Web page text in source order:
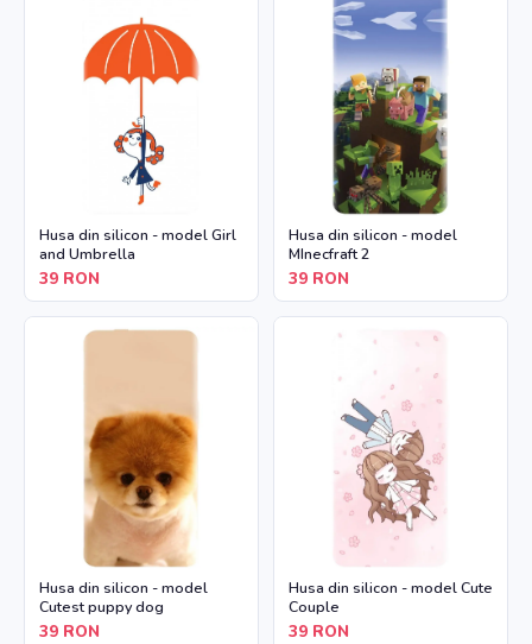
Husa din silicon - model Girl
and Umbrella
39 RON
Husa din silicon - model
MInecfraft 2
39 RON
Husa din silicon - model
Cutest puppy dog
39 RON
Husa din silicon - model Cute
Couple
39 RON